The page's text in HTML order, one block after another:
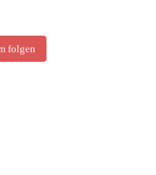
folgen